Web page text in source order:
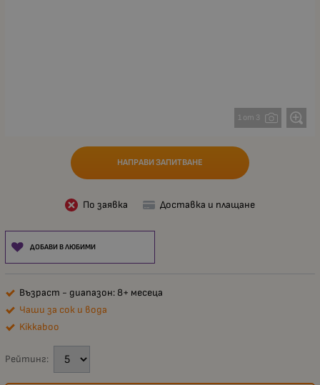
1 от 3
НАПРАВИ ЗАПИТВАНЕ
По заявка Доставка и плащане
ДОБАВИ В ЛЮБИМИ
Възраст - диапазон: 8+ месеца
Чаши за сок и вода
Kikkaboo
Рейтинг: